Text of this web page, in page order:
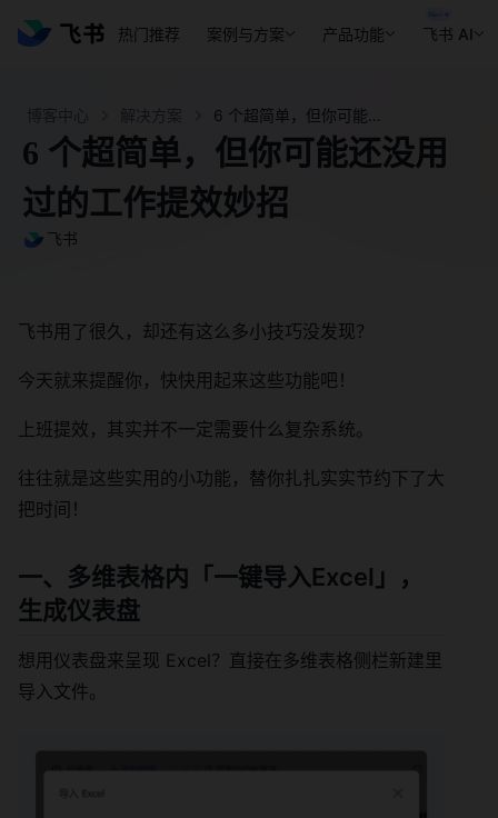
热门推荐 案例与方案 产品功能 飞书 AI
6 个超简单，但你可能还没用
过的工作提效妙招
飞书
飞书用了很久，却还有这么多小技巧没发现？
今天就来提醒你，快快用起来这些功能吧！
上班提效，其实并不一定需要什么复杂系统。
往往就是这些实用的小功能，替你扎扎实实节约下了大
把时间！
一、多维表格内「一键导入Excel」，
生成仪表盘
想用仪表盘来呈现 Excel？直接在多维表格侧栏新建里
导入文件。